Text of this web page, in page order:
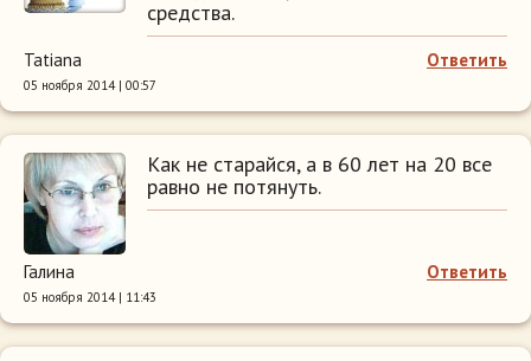
средства.
Ответить
Tatiana
05 ноября 2014 | 00:57
Как не старайся, а в 60 лет на 20 все
равно не потянуть.
Ответить
Галина
05 ноября 2014 | 11:43